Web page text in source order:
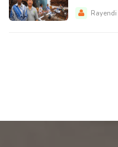
Rayendi